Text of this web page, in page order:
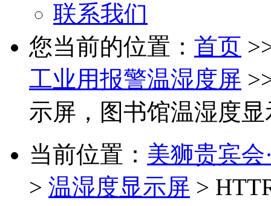
联系我们
您当前的位置： 首页
工业用报警温湿度屏
示屏，图书馆温湿度
当前位置： 美狮贵宾会
> 温湿度显示屏 >